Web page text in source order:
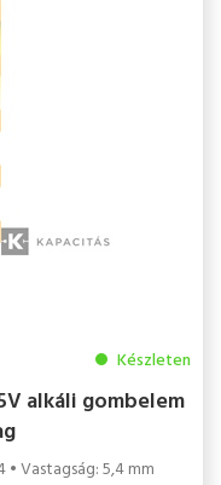
Készleten
alkáli gombelem
• Vastagság: 5,4 mm